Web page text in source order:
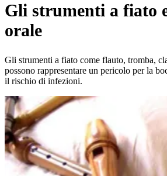
Gli strumenti a fiato
orale
Gli strumenti a fiato come flauto, tromba,
possono rappresentare un pericolo per la
il rischio di infezioni.